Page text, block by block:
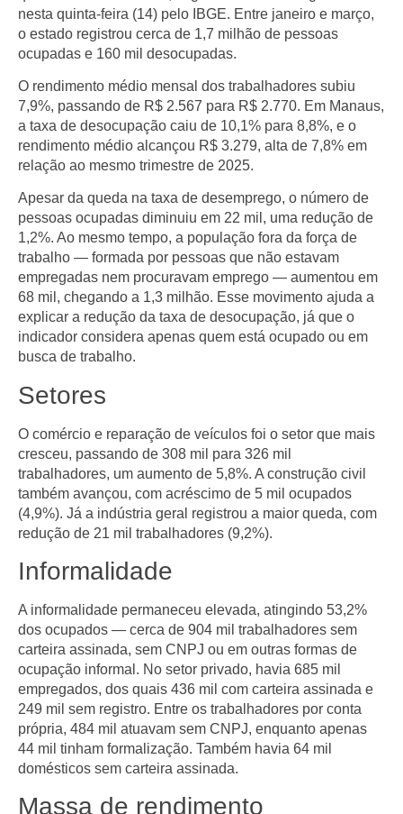
nesta quinta‑feira (14) pelo IBGE. Entre janeiro e março,
o estado registrou cerca de 1,7 milhão de pessoas
ocupadas e 160 mil desocupadas.
O rendimento médio mensal dos trabalhadores subiu
7,9%, passando de R$ 2.567 para R$ 2.770. Em Manaus,
a taxa de desocupação caiu de 10,1% para 8,8%, e o
rendimento médio alcançou R$ 3.279, alta de 7,8% em
relação ao mesmo trimestre de 2025.
Apesar da queda na taxa de desemprego, o número de
pessoas ocupadas diminuiu em 22 mil , uma redução de
1,2%. Ao mesmo tempo, a população fora da força de
trabalho — formada por pessoas que não estavam
empregadas nem procuravam emprego — aumentou em
68 mil , chegando a 1,3 milhão. Esse movimento ajuda a
explicar a redução da taxa de desocupação, já que o
indicador considera apenas quem está ocupado ou em
busca de trabalho.
Setores
O comércio e reparação de veículos foi o setor que mais
cresceu, passando de 308 mil para 326 mil
trabalhadores, um aumento de 5,8%. A construção civil
também avançou, com acréscimo de 5 mil ocupados
(4,9%). Já a indústria geral registrou a maior queda, com
redução de 21 mil trabalhadores (9,2%).
Informalidade
A informalidade permaneceu elevada, atingindo 53,2%
dos ocupados — cerca de 904 mil trabalhadores sem
carteira assinada, sem CNPJ ou em outras formas de
ocupação informal. No setor privado, havia 685 mil
empregados, dos quais 436 mil com carteira assinada e
249 mil sem registro. Entre os trabalhadores por conta
própria, 484 mil atuavam sem CNPJ, enquanto apenas
44 mil tinham formalização. Também havia 64 mil
domésticos sem carteira assinada.
Massa de rendimento